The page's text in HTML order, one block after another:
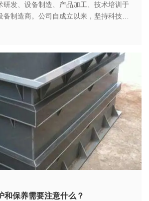
研发、设备制造、产品加工、技术培训于
备制造商。公司自成立以来，坚持科技创
市禹王台区杨正门。
销售太阳能硅片清洗烘干生产线、半导
设备、FPC 生产线、精密蚀刻设备、不
制版设备、标牌加工设备、电镀设备、
设备、废水处理设备等。
和保养需要注意什么？